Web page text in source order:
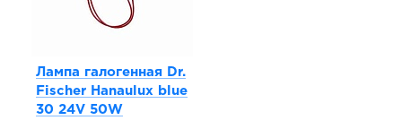
Лампа галогенная Dr.
Fischer Hanaulux blue
30 24V 50W